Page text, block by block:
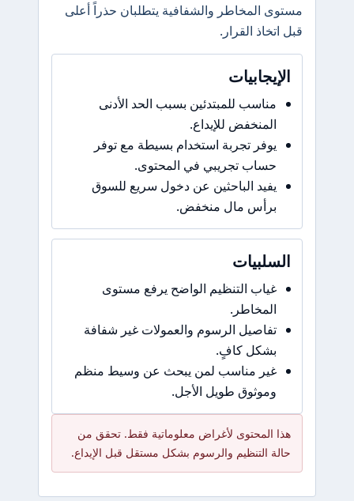
مستوى المخاطر والشفافية يتطلبان حذراً أعلى
قبل اتخاذ القرار.
الإيجابيات
مناسب للمبتدئين بسبب الحد الأدنى
المنخفض للإيداع.
يوفر تجربة استخدام بسيطة مع توفر
حساب تجريبي في المحتوى.
يفيد الباحثين عن دخول سريع للسوق
برأس مال منخفض.
السلبيات
غياب التنظيم الواضح يرفع مستوى
المخاطر.
تفاصيل الرسوم والعمولات غير شفافة
بشكل كافٍ.
غير مناسب لمن يبحث عن وسيط منظم
وموثوق طويل الأجل.
هذا المحتوى لأغراض معلوماتية فقط. تحقق من
حالة التنظيم والرسوم بشكل مستقل قبل الإيداع.